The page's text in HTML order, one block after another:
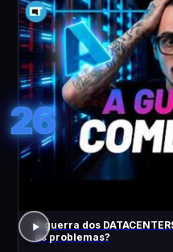
26
A guerra dos
os problemas?